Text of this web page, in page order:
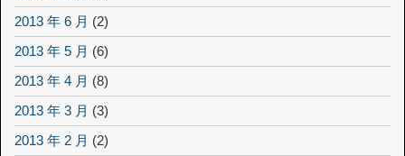
2013 年 6 月 (2)
2013 年 5 月 (6)
2013 年 4 月 (8)
2013 年 3 月 (3)
2013 年 2 月 (2)